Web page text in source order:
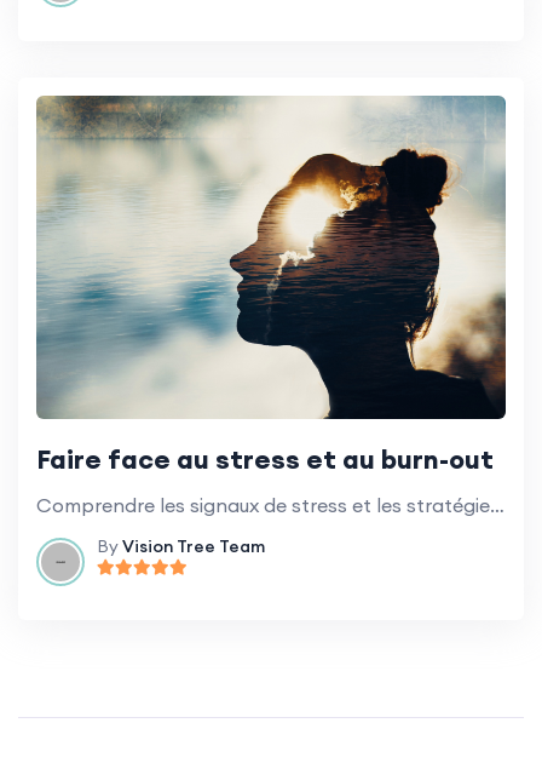
Faire face au stress et au burn-out
Comprendre les signaux de stress et les stratégies de gestion du stress en milieu de travail.
ByVision Tree Team